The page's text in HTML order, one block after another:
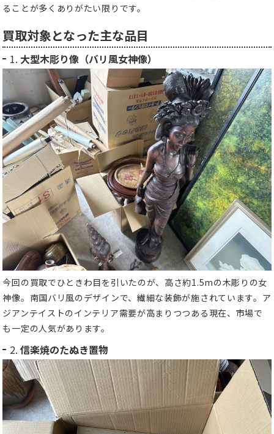
ることが多くありがたい限りです。
買取対象となった主な品目
1. 大型木彫り像（バリ風女神像）
今回の買取でひときわ目を引いたのが、高さ約1.5mの木彫りの女
神像。南国バリ風のデザインで、繊細な装飾が施されています。ア
ジアンテイストのインテリア需要が高まりつつある現在、市場で
も一定の人気があります。
2. 信楽焼のたぬき置物